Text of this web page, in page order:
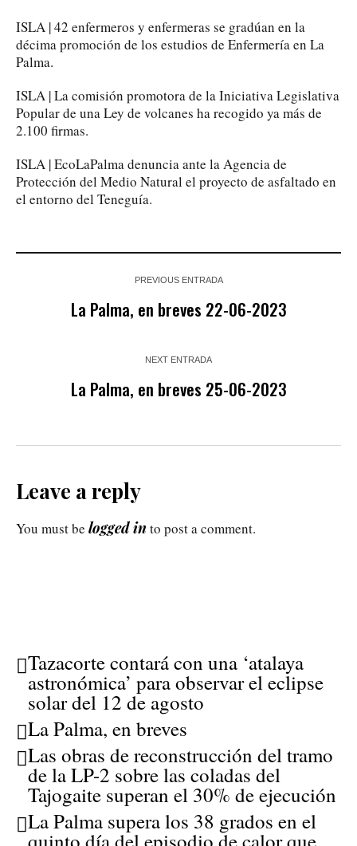
ISLA | 42 enfermeros y enfermeras se gradúan en la
décima promoción de los estudios de Enfermería en La
Palma.
ISLA | La comisión promotora de la Iniciativa Legislativa
Popular de una Ley de volcanes ha recogido ya más de
2.100 firmas.
ISLA | EcoLaPalma denuncia ante la Agencia de
Protección del Medio Natural el proyecto de asfaltado en
el entorno del Teneguía.
PREVIOUS ENTRADA
La Palma, en breves 22-06-2023
NEXT ENTRADA
La Palma, en breves 25-06-2023
Leave a reply
You must be logged in to post a comment.
Tazacorte contará con una ‘atalaya
astronómica’ para observar el eclipse
solar del 12 de agosto
La Palma, en breves
Las obras de reconstrucción del tramo
de la LP-2 sobre las coladas del
Tajogaite superan el 30% de ejecución
La Palma supera los 38 grados en el